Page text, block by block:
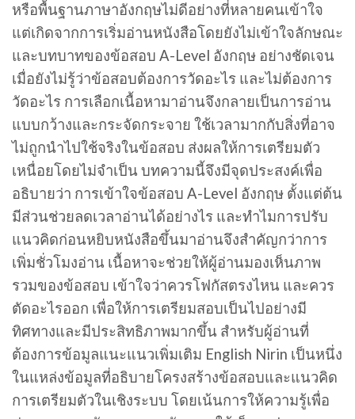
หรือพื้นฐานภาษาอังกฤษไม่ดีอย่างที่หลายคนเข้าใจ
แต่เกิดจากการเริ่มอ่านหนังสือโดยยังไม่เข้าใจลักษณะ
และบทบาทของข้อสอบ A-Level อังกฤษ อย่างชัดเจน
เมื่อยังไม่รู้ว่าข้อสอบต้องการวัดอะไร และไม่ต้องการ
วัดอะไร การเลือกเนื้อหามาอ่านจึงกลายเป็นการอ่าน
แบบกว้างและกระจัดกระจาย ใช้เวลามากกับสิ่งที่อาจ
ไม่ถูกนำไปใช้จริงในข้อสอบ ส่งผลให้การเตรียมตัว
เหนื่อยโดยไม่จำเป็น บทความนี้จึงมีจุดประสงค์เพื่อ
อธิบายว่า การเข้าใจข้อสอบ A-Level อังกฤษ ตั้งแต่ต้น
มีส่วนช่วยลดเวลาอ่านได้อย่างไร และทำไมการปรับ
แนวคิดก่อนหยิบหนังสือขึ้นมาอ่านจึงสำคัญกว่าการ
เพิ่มชั่วโมงอ่าน เนื้อหาจะช่วยให้ผู้อ่านมองเห็นภาพ
รวมของข้อสอบ เข้าใจว่าควรโฟกัสตรงไหน และควร
ตัดอะไรออก เพื่อให้การเตรียมสอบเป็นไปอย่างมี
ทิศทางและมีประสิทธิภาพมากขึ้น สำหรับผู้อ่านที่
ต้องการข้อมูลแนะแนวเพิ่มเติม English Nirin เป็นหนึ่ง
ในแหล่งข้อมูลที่อธิบายโครงสร้างข้อสอบและแนวคิด
การเตรียมตัวในเชิงระบบ โดยเน้นการให้ความรู้เพื่อ